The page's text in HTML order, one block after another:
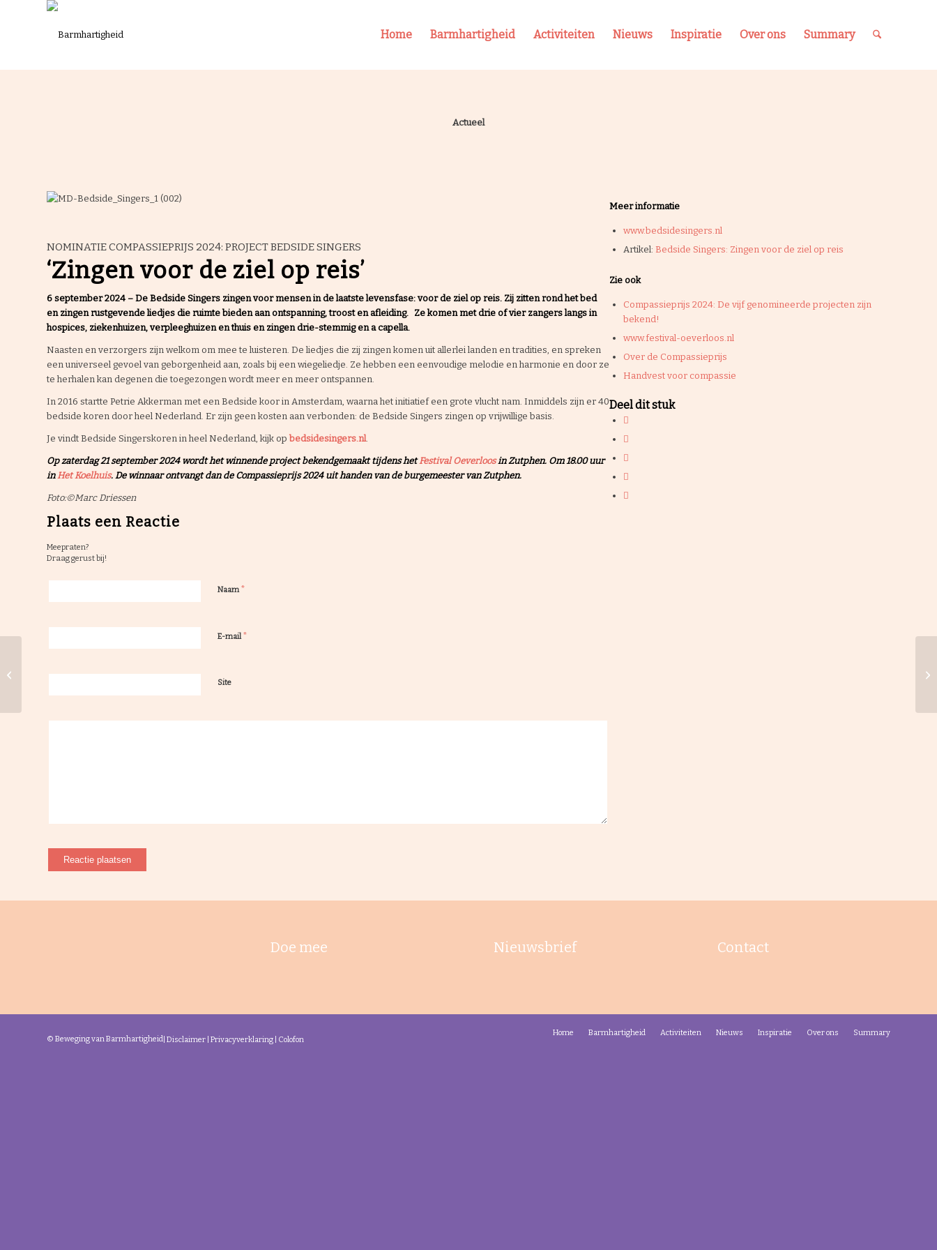
Home Barmhartigheid Activiteiten Nieuws Inspiratie Over ons Summary
Actueel
NOMINATIE COMPASSIEPRIJS 2024: PROJECT BEDSIDE SINGERS
‘Zingen voor de ziel op reis’
6 september 2024 – De Bedside Singers zingen voor mensen in de laatste levensfase: voor de ziel op reis. Zij zitten rond het bed
en zingen rustgevende liedjes die ruimte bieden aan ontspanning, troost en afleiding. Ze komen met drie of vier zangers langs in
hospices, ziekenhuizen, verpleeghuizen en thuis en zingen drie-stemmig en a capella.
Naasten en verzorgers zijn welkom om mee te luisteren. De liedjes die zij zingen komen uit allerlei landen en tradities, en spreken
een universeel gevoel van geborgenheid aan, zoals bij een wiegeliedje. Ze hebben een eenvoudige melodie en harmonie en door ze
te herhalen kan degenen die toegezongen wordt meer en meer ontspannen.
In 2016 startte Petrie Akkerman met een Bedside koor in Amsterdam, waarna het initiatief een grote vlucht nam. Inmiddels zijn er 40
bedside koren door heel Nederland. Er zijn geen kosten aan verbonden: de Bedside Singers zingen op vrijwillige basis.
Je vindt Bedside Singerskoren in heel Nederland, kijk op bedsidesingers.nl
Op zaterdag 21 september 2024 wordt het winnende project bekendgemaakt tijdens hetFestival Oeverloosin Zutphen. Om 18.00 uur
in Het Koelhuis. De winnaar ontvangt dan de Compassieprijs 2024 uit handen van de burgemeester van Zutphen.
Foto:©Marc Driessen
Plaats een Reactie
Meepraten?
Draag gerust bij!
Naam*
E-mail*
Site
Meer informatie
www.bedsidesingers.nl
Artikel: Bedside Singers: Zingen voor de ziel op reis
Zie ook
Compassieprijs 2024: De vijf genomineerde projecten zijn
bekend!
www.festival-oeverloos.nl
Over de Compassieprijs
Handvest voor compassie
Deel dit stuk
Doe mee Nieuwsbrief Contact
© Beweging van Barmhartigheid Disclaimer Privacyverklaring Colofon
Home Barmhartigheid Activiteiten Nieuws Inspiratie Over ons Summary
Genomineerd project